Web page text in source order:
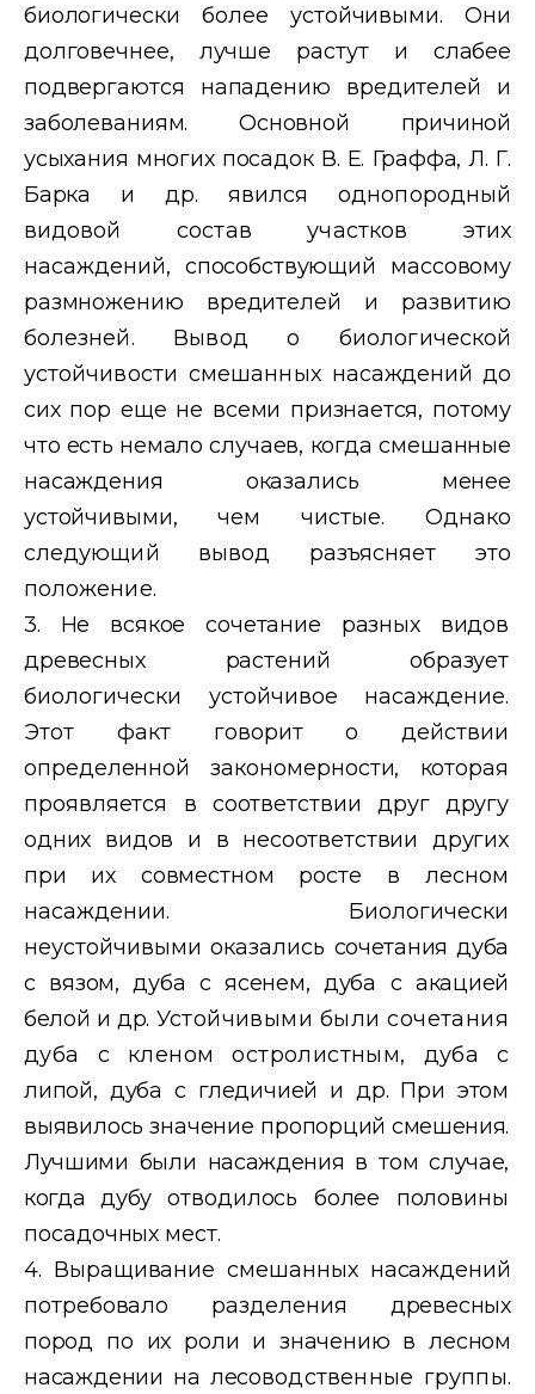
биологически более устойчивыми. Они
долговечнее, лучше растут и слабее
подвергаются нападению вредителей и
заболеваниям.Основной причиной
усыхания многих посадок В. Е. Граффа, Л. Г.
Барка и др. явился однопородный
видовой состав участков этих
насаждений, способствующий массовому
размножению вредителей и развитию
болезней. Вывод о биологической
устойчивости смешанных насаждений до
сих пор еще не всеми признается, потому
что есть немалослучаев, когда смешанные
насаждения оказались менее
устойчивыми, чем чистые. Однако
следующий вывод разъясняет это
положение.
3. Не всякое сочетание разных видов
древесных растений образует
биологически устойчивое насаждение.
Этот факт говорит о действии
определенной закономерности, которая
проявляется в соответствиидруг другу
одних видов и в несоответствии других
при их совместном росте в лесном
насаждении. Биологически
неустойчивыми оказались сочетания дуба
с вязом, дуба с ясенем, дуба с акацией
белой и др. Устойчивыми были сочетания
дуба с кленом остролистным, дубас
липой, дуба с гледичией и др. При этом
выявилось значение пропорций смешения.
Лучшими были насаждения в том случае,
когда дубуотводилось более половины
посадочных мест.
4. Выращивание смешанных насаждений
потребовало разделения древесных
пород по их роли и значению в лесном
насаждении на лесоводственные группы.